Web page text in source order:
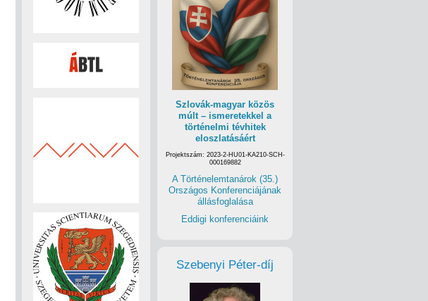
Szlovák-magyar közös
múlt – ismeretekkel a
történelmi tévhitek
eloszlatásáért
Projektszám: 2023-2-HU01-KA210-SCH-
000169882
A Történelemtanárok (35.)
Országos Konferenciájának
állásfoglalása
Eddigi konferenciáink
Szebenyi Péter-díj